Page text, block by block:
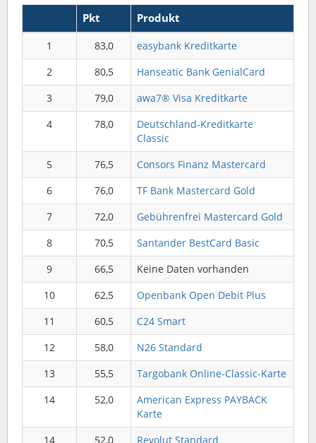
Pkt Produkt
1 83,0
easybank Kreditkarte
2
80,5
Hanseatic Bank GenialCard
3
79,0
awa7® Visa Kreditkarte
4
78,0
Deutschland-Kreditkarte
Classic
5
76,5
Consors Finanz Mastercard
6
76,0
TF Bank Mastercard Gold
7
72,0
Gebührenfrei Mastercard Gold
8
70,5
Santander BestCard Basic
9
66,5
Keine Daten vorhanden
10
62,5
Openbank Open Debit Plus
11
60,5
C24 Smart
12
58,0
N26 Standard
13
55,5
Targobank Online-Classic-Karte
14
52,0
American Express PAYBACK
Karte
14
52,0
Revolut Standard